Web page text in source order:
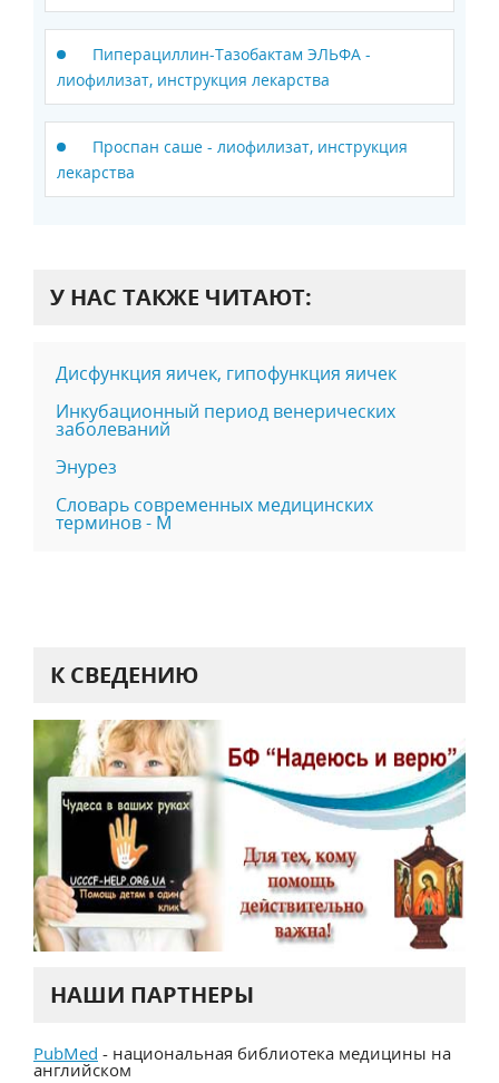
Пиперациллин-Тазобактам ЭЛЬФА -
лиофилизат, инструкция лекарства
Проспан саше - лиофилизат, инструкция
лекарства
У НАС ТАКЖЕ ЧИТАЮТ:
Дисфункция яичек, гипофункция яичек
Инкубационный период венерических
заболеваний
Энурез
Словарь современных медицинских
терминов - М
К СВЕДЕНИЮ
НАШИ ПАРТНЕРЫ
PubMed - национальная библиотека медицины на
английском